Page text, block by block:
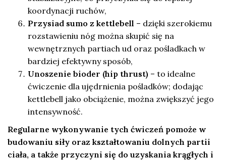
koordynacji ruchów,
Przysiad sumo z kettlebell – dzięki szerokiemu
rozstawieniu nóg można skupić się na
wewnętrznych partiach ud oraz pośladkach w
bardziej efektywny sposób,
Unoszenie bioder (hip thrust) – to idealne
ćwiczenie dla ujędrnienia pośladków; dodając
kettlebell jako obciążenie, można zwiększyć jego
intensywność.
Regularne wykonywanie tych ćwiczeń pomoże w
budowaniu siły oraz kształtowaniu dolnych partii
ciała, a także przyczyni się do uzyskania krągłych i